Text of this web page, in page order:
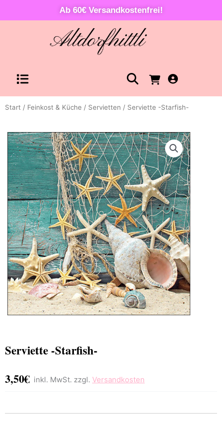
Ab 60€ Versandkostenfrei!
Warenkorb
Start / Feinkost & Küche / Servietten / Serviette -Starfish-
Serviette -Starfish-
3,50€ inkl. MwSt. zzgl. Versandkosten